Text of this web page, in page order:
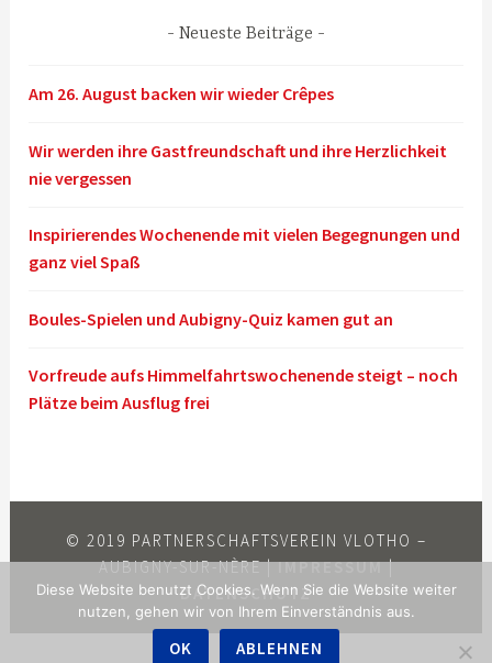
Neueste Beiträge
Am 26. August backen wir wieder Crêpes
Wir werden ihre Gastfreundschaft und ihre Herzlichkeit
nie vergessen
Inspirierendes Wochenende mit vielen Begegnungen und
ganz viel Spaß
Boules-Spielen und Aubigny-Quiz kamen gut an
Vorfreude aufs Himmelfahrtswochenende steigt – noch
Plätze beim Ausflug frei
© 2019 PARTNERSCHAFTSVEREIN VLOTHO –
AUBIGNY-SUR-NÈRE |IMPRESSUM|
DATENSCHUTZ
Diese Website benutzt Cookies. Wenn Sie die Website weiter
nutzen, gehen wir von Ihrem Einverständnis aus.
OK ABLEHNEN